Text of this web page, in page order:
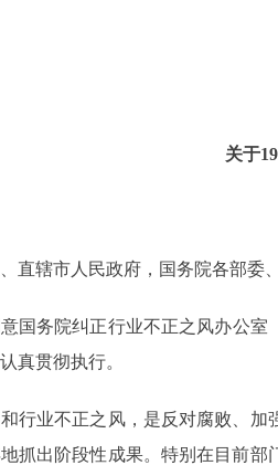
关于
直辖市人民政府，国务院各部委
务院纠正行业不正之风办公室
真贯彻执行。
业不正之风，是反对腐败、加
抓出阶段性成果。特别在目前